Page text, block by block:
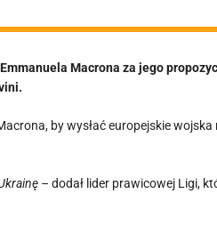
Macrona za jego
by wysłać europejskie wojska
– dodał lider prawicowej Ligi,